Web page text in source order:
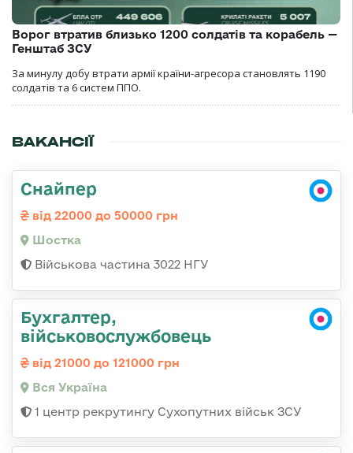
Ворог втратив близько 1200 солдатів та корабель —
Генштаб ЗСУ
За минулу добу втрати армії країни-агресора становлять 1190
солдатів та 6 систем ППО.
ВАКАНСІЇ
Снайпер
від 22000 до 50000 грн
Шостка
Військова частина 3022 НГУ
Бухгалтер,
військовослужбовець
від 21000 до 121000 грн
Вся Україна
1 центр рекрутингу Сухопутних військ ЗСУ